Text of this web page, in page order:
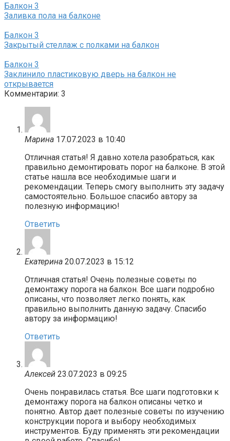
Балкон 3
Заливка пола на балконе
Балкон 3
Закрытый стеллаж с полками на балкон
Балкон 3
Заклинило пластиковую дверь на балкон не
открывается
Комментарии: 3
Марина 17.07.2023 в 10:40
Отличная статья! Я давно хотела разобраться, как
правильно демонтировать порог на балконе. В этой
статье нашла все необходимые шаги и
рекомендации. Теперь смогу выполнить эту задачу
самостоятельно. Большое спасибо автору за
полезную информацию!
Ответить
Екатерина 20.07.2023 в 15:12
Отличная статья! Очень полезные советы по
демонтажу порога на балкон. Все шаги подробно
описаны, что позволяет легко понять, как
правильно выполнить данную задачу. Спасибо
автору за информацию!
Ответить
Алексей 23.07.2023 в 09:25
Очень понравилась статья. Все шаги подготовки к
демонтажу порога на балкон описаны четко и
понятно. Автор дает полезные советы по изучению
конструкции порога и выбору необходимых
инструментов. Буду применять эти рекомендации